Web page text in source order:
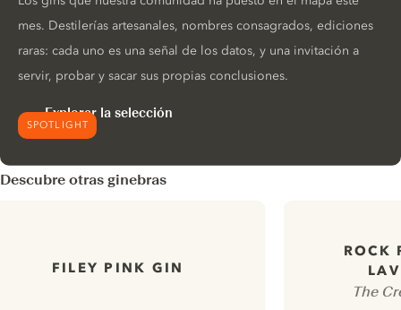
SPOTLIGHT
mes. Destilerías artesanales, nombres consagrados, ediciones
raras: cada uno es una señal de los datos, y una invitación a
servir, probar y sacar sus propias conclusiones.
Explorar la selección
Descubre otras ginebras
FILEY PINK GIN
ROCK
The